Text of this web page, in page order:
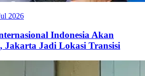
2026
Indonesia Akan
Jakarta Jadi Lokasi Transisi